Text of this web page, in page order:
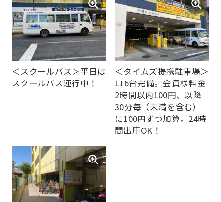
＜スクールバス＞平日は
スクールバス運行中！
＜タイムズ提携駐車場＞
116台完備。会員様料金
2時間以内100円、以降
30分毎（未満を含む）
に100円ずつ加算。24時
間出庫OK！
ask
that
you
fully
understand
this
before